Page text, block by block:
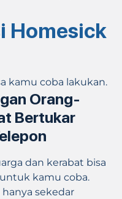
Homesick
kamu coba lakukan.
Orang-
Bertukar
dan kerabat bisa
kamu coba.
sekedar